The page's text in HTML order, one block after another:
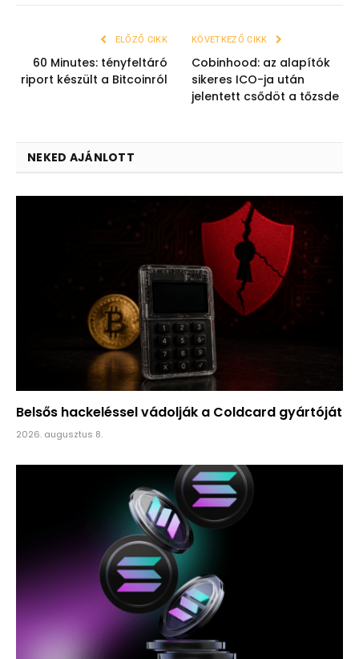
ELŐZŐ CIKK
60 Minutes: tényfeltáró
riport készült a Bitcoinról
KÖVETKEZŐ CIKK
Cobinhood: az alapítók
sikeres ICO-ja után
jelentett csődöt a tőzsde
NEKED AJÁNLOTT
Belsős hackeléssel vádolják a Coldcard gyártóját
2026. augusztus 8.